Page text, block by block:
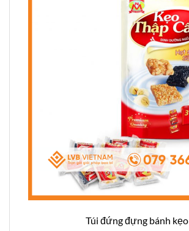
Túi đứng đựng bánh kẹo